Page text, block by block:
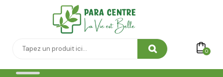
0
Thé & Tisanes
Toilette & Soin Bébé
Vêtement Amincissant